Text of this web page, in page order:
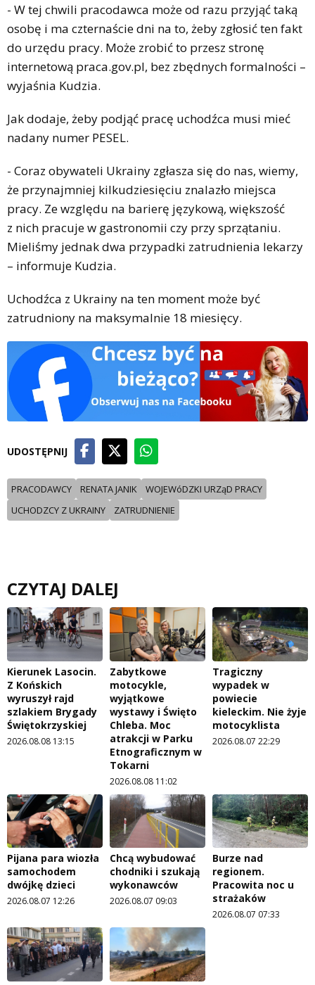
- W tej chwili pracodawca może od razu przyjąć taką
osobę i ma czternaście dni na to, żeby zgłosić ten fakt
do urzędu pracy. Może zrobić to przesz stronę
internetową praca.gov.pl, bez zbędnych formalności –
wyjaśnia Kudzia.
Jak dodaje, żeby podjąć pracę uchodźca musi mieć
nadany numer PESEL.
- Coraz obywateli Ukrainy zgłasza się do nas, wiemy,
że przynajmniej kilkudziesięciu znalazło miejsca
pracy. Ze względu na barierę językową, większość
z nich pracuje w gastronomii czy przy sprzątaniu.
Mieliśmy jednak dwa przypadki zatrudnienia lekarzy
– informuje Kudzia.
Uchodźca z Ukrainy na ten moment może być
zatrudniony na maksymalnie 18 miesięcy.
UDOSTĘPNIJ
PRACODAWCY RENATA JANIK
WOJEWóDZKI URZąD PRACY
UCHODZCY Z UKRAINY
ZATRUDNIENIE
CZYTAJ DALEJ
Kierunek Lasocin.
Z Końskich
wyruszył rajd
szlakiem Brygady
Świętokrzyskiej
2026.08.08 13:15
Zabytkowe
motocykle,
wyjątkowe
wystawy i Święto
Chleba. Moc
atrakcji w Parku
Etnograficznym w
Tokarni
2026.08.08 11:02
Tragiczny
wypadek w
powiecie
kieleckim. Nie żyje
motocyklista
2026.08.07 22:29
Pijana para wiozła
samochodem
dwójkę dzieci
2026.08.07 12:26
Chcą wybudować
chodniki i szukają
wykonawców
2026.08.07 09:03
Burze nad
regionem.
Pracowita noc u
strażaków
2026.08.07 07:33